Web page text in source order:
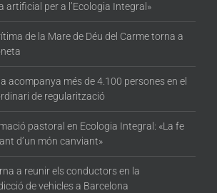
artificial per a l’Ecologia Integral»
de la Mare de Déu del Carme torna a
acompanya més de 4.100 persones en el
de regularització
pastoral en Ecologia Integral: «La fe
d’un món canviant»
a reunir els conductors en la
de vehicles a Barcelona